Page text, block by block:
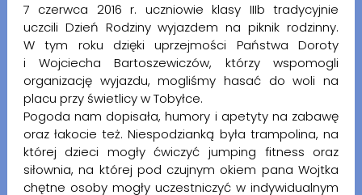
7 czerwca 2016 r. uczniowie klasy IIIb tradycyjnie
uczcili Dzień Rodziny wyjazdem na piknik rodzinny.
W tym roku dzięki uprzejmości Państwa Doroty
i Wojciecha Bartoszewiczów, którzy wspomogli
organizację wyjazdu, mogliśmy hasać do woli na
placu przy świetlicy w Tobyłce.
Pogoda nam dopisała, humory i apetyty na zabawę
oraz łakocie też. Niespodzianką była trampolina, na
której dzieci mogły ćwiczyć jumping fitness oraz
siłownia, na której pod czujnym okiem pana Wojtka
chętne osoby mogły uczestniczyć w indywidualnym